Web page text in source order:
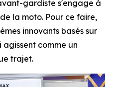
gardiste s'engage à
la moto. Pour ce faire,
innovants basés sur
comme un
trajet.